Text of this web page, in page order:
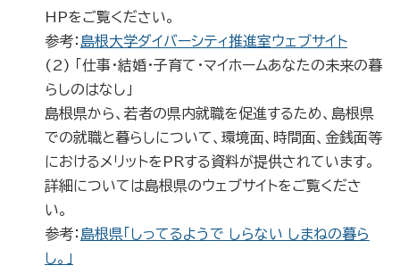
HPをご覧ください。
参考： 島根大学ダイバーシティ推進室ウェブサイト
(2) 「仕事・結婚・子育て・マイホームあなたの未来の暮
らしのはなし」
島根県から、若者の県内就職を促進するため、島根県
での就職と暮らしについて、環境面、時間面、金銭面等
におけるメリットをPRする資料が提供されています。
詳細については島根県のウェブサイトをご覧くださ
い。
参考： 島根県「しってるようで しらない しまねの暮ら
し。」